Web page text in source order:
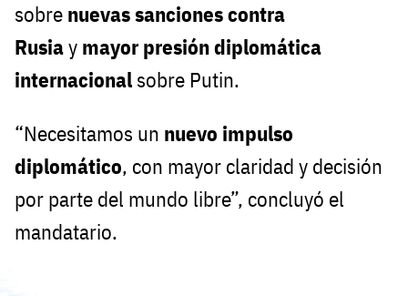
sobre nuevas sanciones contra
Rusiay mayor presión diplomática
internacional sobre Putin.
“Necesitamos un nuevo impulso
diplomático, con mayor claridad y decisión
por parte del mundo libre”, concluyó el
mandatario.